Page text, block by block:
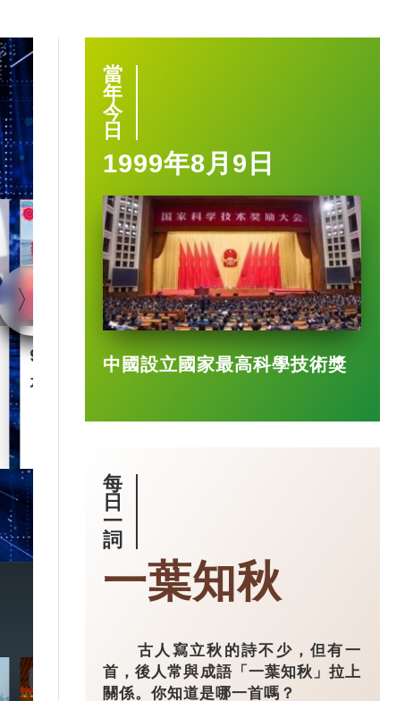
90後王興興 「英語學渣」
是機械人天才
1:40
智慧城市｜杭
市大腦」 有
3:49
當
年
今
日
1999年8月9日
中國設立國家最高科學技術獎
每
日
一
詞
一葉知秋
古人寫立秋的詩不少，但有一
首，後人常與成語「一葉知秋」拉上
關係。你知道是哪一首嗎？